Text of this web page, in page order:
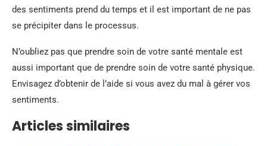
des sentiments prend du temps et il est important de ne pas
se précipiter dans le processus.
N’oubliez pas que prendre soin de votre santé mentale est
aussi important que de prendre soin de votre santé physique.
Envisagez d’obtenir de l’aide si vous avez du mal à gérer vos
sentiments.
Articles similaires